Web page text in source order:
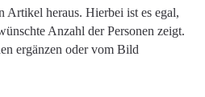
Artikel heraus. Hierbei ist es egal,
Anzahl der Personen zeigt.
ergänzen oder vom Bild